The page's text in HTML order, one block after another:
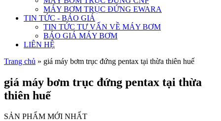
MÁY BƠM TRỤC ĐỨNG EWARA
TIN TỨC - BÁO GIÁ
TIN TỨC TƯ VẤN VỀ MÁY BƠM
BÁO GIÁ MÁY BƠM
LIÊN HỆ
Trang chủ » giá máy bơm trục đứng pentax tại thừa thiên huế
giá máy bơm trục đứng pentax tại thừa
thiên huế
SẢN PHẨM MỚI NHẤT